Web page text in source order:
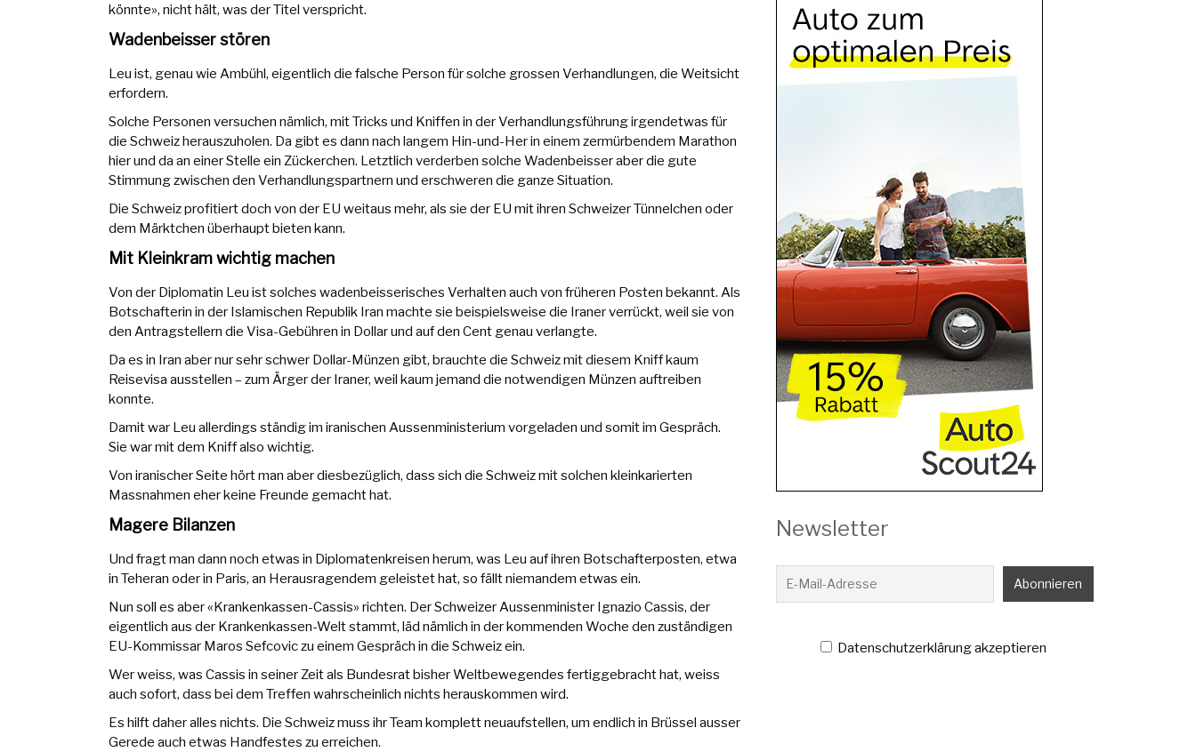
könnte», nicht hält, was der Titel verspricht.
Wadenbeisser stören
Leu ist, genau wie Ambühl, eigentlich die falsche Person für solche grossen Verhandlungen, die Weitsicht
erfordern.
Solche Personen versuchen nämlich, mit Tricks und Kniffen in der Verhandlungsführung irgendetwas für
die Schweiz herauszuholen. Da gibt es dann nach langem Hin-und-Her in einem zermürbendem Marathon
hier und da an einer Stelle ein Zückerchen. Letztlich verderben solche Wadenbeisser aber die gute
Stimmung zwischen den Verhandlungspartnern und erschweren die ganze Situation.
Die Schweiz profitiert doch von der EU weitaus mehr, als sie der EU mit ihren Schweizer Tünnelchen oder
dem Märktchen überhaupt bieten kann.
Mit Kleinkram wichtig machen
Von der Diplomatin Leu ist solches wadenbeisserisches Verhalten auch von früheren Posten bekannt. Als
Botschafterin in der Islamischen Republik Iran machte sie beispielsweise die Iraner verrückt, weil sie von
den Antragstellern die Visa-Gebühren in Dollar und auf den Cent genau verlangte.
Da es in Iran aber nur sehr schwer Dollar-Münzen gibt, brauchte die Schweiz mit diesem Kniff kaum
Reisevisa ausstellen – zum Ärger der Iraner, weil kaum jemand die notwendigen Münzen auftreiben
konnte.
Damit war Leu allerdings ständig im iranischen Aussenministerium vorgeladen und somit im Gespräch.
Sie war mit dem Kniff also wichtig.
Von iranischer Seite hört man aber diesbezüglich, dass sich die Schweiz mit solchen kleinkarierten
Massnahmen eher keine Freunde gemacht hat.
Magere Bilanzen
Und fragt man dann noch etwas in Diplomatenkreisen herum, was Leu auf ihren Botschafterposten, etwa
in Teheran oder in Paris, an Herausragendem geleistet hat, so fällt niemandem etwas ein.
Nun soll es aber «Krankenkassen-Cassis» richten. Der Schweizer Aussenminister Ignazio Cassis, der
eigentlich aus der Krankenkassen-Welt stammt, läd nämlich in der kommenden Woche den zuständigen
EU-Kommissar Maros Sefcovic zu einem Gespräch in die Schweiz ein.
Wer weiss, was Cassis in seiner Zeit als Bundesrat bisher Weltbewegendes fertiggebracht hat, weiss
auch sofort, dass bei dem Treffen wahrscheinlich nichts herauskommen wird.
Es hilft daher alles nichts. Die Schweiz muss ihr Team komplett neuaufstellen, um endlich in Brüssel ausser
Gerede auch etwas Handfestes zu erreichen.
Newsletter
Datenschutzerklärung akzeptieren